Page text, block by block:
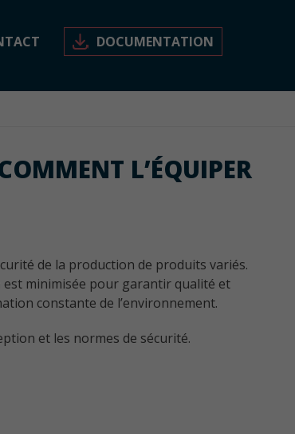
Châssis vitré d’intérieur en aluminium
Châssis coupe-feu 1h EI60
Châssis coupe feu et pare-flamme 1/2h
Etablissement Recevant
du Public
de produits aluminium dédiée aux
recevant du public)
DOCUMENTATION
L’ÉQUIPER
de la production de produits variés.
minimisée pour garantir qualité et
constante de l’environnement.
et les normes de sécurité.